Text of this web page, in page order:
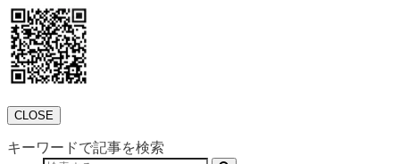
CLOSE
キーワードで記事を検索